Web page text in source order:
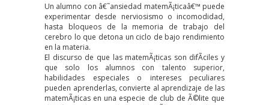
Un alumno con â€˜ansiedad matemÃ¡ticaâ€™ puede
experimentar desde nerviosismo o incomodidad,
hasta bloqueos de la memoria de trabajo del
cerebro lo que detona un ciclo de bajo rendimiento
en la materia.
El discurso de que las matemÃ¡ticas son difÃ­ciles y
que solo los alumnos con talento superior,
habilidades especiales o intereses peculiares
pueden aprenderlas, convierte al aprendizaje de las
matemÃ¡ticas en una especie de club de Ã©lite que